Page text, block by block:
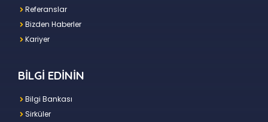
Referanslar
Bizden Haberler
Kariyer
BİLGİ EDİNİN
Bilgi Bankası
Sirküler